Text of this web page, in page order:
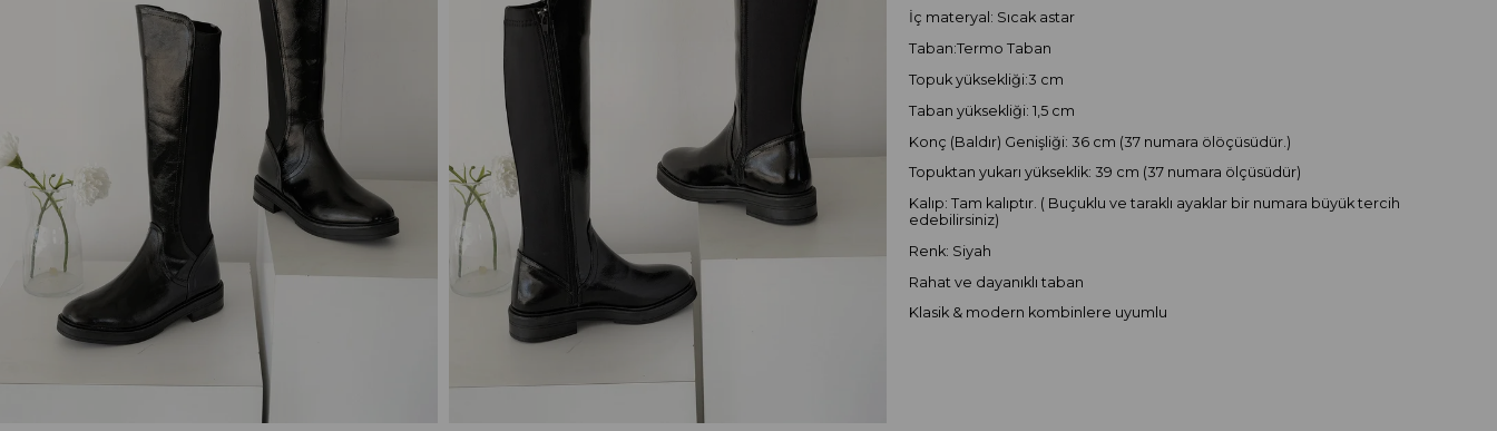
İç materyal: Sıcak astar
Taban:Termo Taban
Topuk yüksekliği:3 cm
Taban yüksekliği: 1,5 cm
Konç (Baldır) Genişliği: 36 cm (37 numara ölöçüsüdür.)
Topuktan yukarı yükseklik: 39 cm (37 numara ölçüsüdür)
Kalıp: Tam kalıptır. ( Buçuklu ve taraklı ayaklar bir numara büyük tercih
edebilirsiniz)
Renk: Siyah
Rahat ve dayanıklı taban
Klasik & modern kombinlere uyumlu